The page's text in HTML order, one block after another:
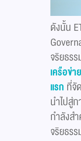
ดังนั้น
จริยธร
เครือข่
แรก ที่จั
นำไปสู่
กำลังส
จริยธร